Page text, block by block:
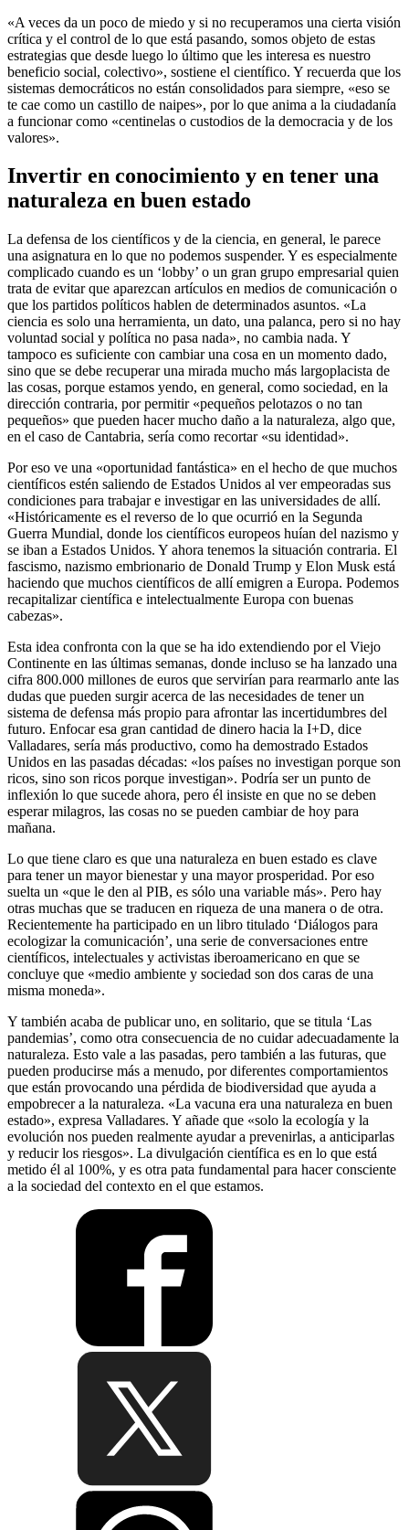
«A veces da un poco de miedo y si no recuperamos una cierta visión
crítica y el control de lo que está pasando, somos objeto de estas
estrategias que desde luego lo último que les interesa es nuestro
beneficio social, colectivo», sostiene el científico. Y recuerda que los
sistemas democráticos no están consolidados para siempre, «eso se
te cae como un castillo de naipes», por lo que anima a la ciudadanía
a funcionar como «centinelas o custodios de la democracia y de los
valores».
Invertir en conocimiento y en tener una
naturaleza en buen estado
La defensa de los científicos y de la ciencia, en general, le parece
una asignatura en lo que no podemos suspender. Y es especialmente
complicado cuando es un ‘lobby’ o un gran grupo empresarial quien
trata de evitar que aparezcan artículos en medios de comunicación o
que los partidos políticos hablen de determinados asuntos. «La
ciencia es solo una herramienta, un dato, una palanca, pero si no hay
voluntad social y política no pasa nada», no cambia nada. Y
tampoco es suficiente con cambiar una cosa en un momento dado,
sino que se debe recuperar una mirada mucho más largoplacista de
las cosas, porque estamos yendo, en general, como sociedad, en la
dirección contraria, por permitir «pequeños pelotazos o no tan
pequeños» que pueden hacer mucho daño a la naturaleza, algo que,
en el caso de Cantabria, sería como recortar «su identidad».
Por eso ve una «oportunidad fantástica» en el hecho de que muchos
científicos estén saliendo de Estados Unidos al ver empeoradas sus
condiciones para trabajar e investigar en las universidades de allí.
«Históricamente es el reverso de lo que ocurrió en la Segunda
Guerra Mundial, donde los científicos europeos huían del nazismo y
se iban a Estados Unidos. Y ahora tenemos la situación contraria. El
fascismo, nazismo embrionario de Donald Trump y Elon Musk está
haciendo que muchos científicos de allí emigren a Europa. Podemos
recapitalizar científica e intelectualmente Europa con buenas
cabezas».
Esta idea confronta con la que se ha ido extendiendo por el Viejo
Continente en las últimas semanas, donde incluso se ha lanzado una
cifra 800.000 millones de euros que servirían para rearmarlo ante las
dudas que pueden surgir acerca de las necesidades de tener un
sistema de defensa más propio para afrontar las incertidumbres del
futuro. Enfocar esa gran cantidad de dinero hacia la I+D, dice
Valladares, sería más productivo, como ha demostrado Estados
Unidos en las pasadas décadas: «los países no investigan porque son
ricos, sino son ricos porque investigan». Podría ser un punto de
inflexión lo que sucede ahora, pero él insiste en que no se deben
esperar milagros, las cosas no se pueden cambiar de hoy para
mañana.
Lo que tiene claro es que una naturaleza en buen estado es clave
para tener un mayor bienestar y una mayor prosperidad. Por eso
suelta un «que le den al PIB, es sólo una variable más». Pero hay
otras muchas que se traducen en riqueza de una manera o de otra.
Recientemente ha participado en un libro titulado ‘Diálogos para
ecologizar la comunicación’, una serie de conversaciones entre
científicos, intelectuales y activistas iberoamericano en que se
concluye que «medio ambiente y sociedad son dos caras de una
misma moneda».
Y también acaba de publicar uno, en solitario, que se titula ‘Las
pandemias’, como otra consecuencia de no cuidar adecuadamente la
naturaleza. Esto vale a las pasadas, pero también a las futuras, que
pueden producirse más a menudo, por diferentes comportamientos
que están provocando una pérdida de biodiversidad que ayuda a
empobrecer a la naturaleza. «La vacuna era una naturaleza en buen
estado», expresa Valladares. Y añade que «solo la ecología y la
evolución nos pueden realmente ayudar a prevenirlas, a anticiparlas
y reducir los riesgos». La divulgación científica es en lo que está
metido él al 100%, y es otra pata fundamental para hacer consciente
a la sociedad del contexto en el que estamos.